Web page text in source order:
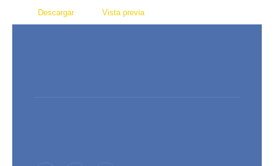
Descargar Vista previa